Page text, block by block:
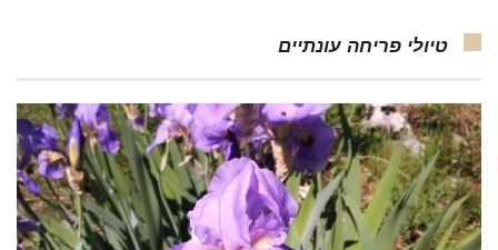
טיולי פריחה עונתיים